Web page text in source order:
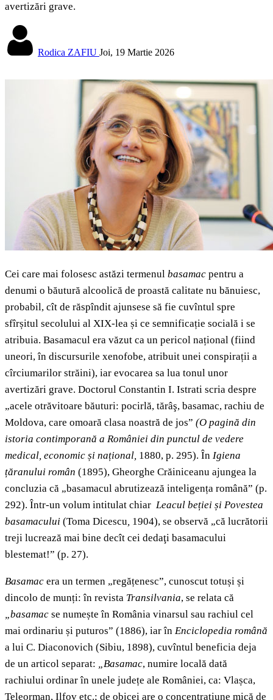
avertizări grave.
Rodica ZAFIU Joi, 19 Martie 2026
Cei care mai folosesc astăzi termenul basamac pentru a
denumi o băutură alcoolică de proastă calitate nu bănuiesc,
probabil, cît de răspîndit ajunsese să fie cuvîntul spre
sfîrșitul secolului al XIX-lea și ce semnificație socială i se
atribuia. Basamacul era văzut ca un pericol național (fiind
uneori, în discursurile xenofobe, atribuit unei conspirații a
cîrciumarilor străini), iar evocarea sa lua tonul unor
avertizări grave. Doctorul Constantin I. Istrati scria despre
„acele otrăvitoare băuturi: pocirlă, tărâş, basamac, rachiu de
Moldova, care omoară clasa noastră de jos” (O pagină din
istoria contimporană a României din punctul de vedere
medical, economic și național, 1880, p. 295). În Igiena
țăranului român (1895), Gheorghe Crăiniceanu ajungea la
concluzia că „basamacul abrutizează inteligența română” (p.
292). Într-un volum intitulat chiar Leacul beției și Povestea
basamacului (Toma Dicescu, 1904), se observă „că lucrătorii
treji lucrează mai bine decît cei dedaţi basamacului
blestemat!” (p. 27).
Basamac era un termen „regățenesc”, cunoscut totuși și
dincolo de munți: în revista Transilvania, se relata că
„basamac se numește în România vinarsul sau rachiul cel
mai ordinariu și puturos” (1886), iar în Enciclopedia română
a lui C. Diaconovich (Sibiu, 1898), cuvîntul beneficia deja
de un articol separat: „Basamac, numire locală dată
rachiului ordinar în unele județe ale României, ca: Vlașca,
Teleorman, Ilfov etc.; de obicei are o concentrațiune mică de